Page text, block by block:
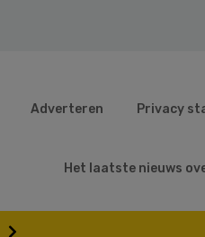
Adverteren Privacy
Het laatste nieuws